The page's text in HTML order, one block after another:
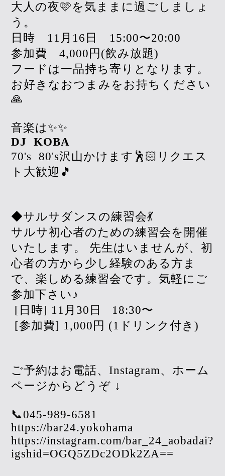
大人の夜🩷を気ままに過ごしましょ
う。
日時 11月16日 15:00〜20:00
参加費 4,000円(飲み放題)
フードは一品持ち寄りとなります。
お好きなおつまみをお持ちください
🙏
音楽は✨✨
DJ
KOBA
70's
80's沢山かけます🕺🏻リクエス
ト大歓迎🎵
◆サルサダンスの練習会💃
サルサ初心者のための練習会を開催
いたします。 先生はいませんが、初
心者の方から少し経験のある方ま
で、楽しめる練習会です。気軽にご
参加下さい♪
[日時] 11月30日
18:30〜
[参加費] 1,000円 (1ドリンク付き)
ご予約はお電話、Instagram、ホーム
ページからどうぞ ↓
📞045-989-6581
https://bar24.yokohama
https://instagram.com/bar_24_aobadai?
igshid=OGQ5ZDc2ODk2ZA==